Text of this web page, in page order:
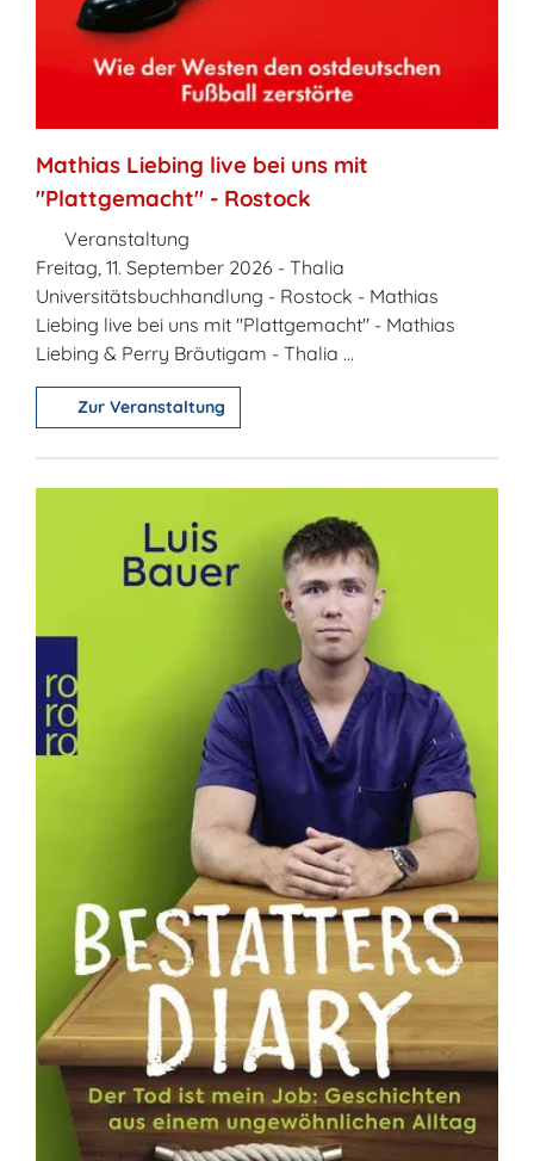
Mathias Liebing live bei uns mit
"Plattgemacht" - Rostock
Veranstaltung
Freitag, 11. September 2026 - Thalia
Universitätsbuchhandlung - Rostock - Mathias
Liebing live bei uns mit "Plattgemacht" - Mathias
Liebing & Perry Bräutigam - Thalia ...
Zur Veranstaltung